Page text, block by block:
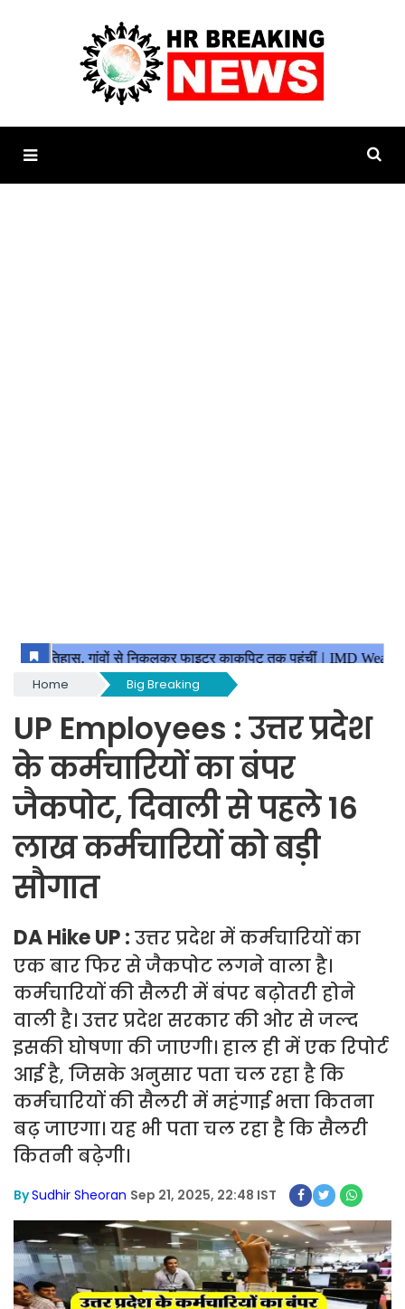
Home Big Breaking
UP Employees : उत्तर प्रदेश
के कर्मचारियों का बंपर
जैकपोट, दिवाली से पहले 16
लाख कर्मचारियों को बड़ी
सौगात
DA Hike UP : उत्तर प्रदेश में कर्मचारियों का
एक बार फिर से जैकपोट लगने वाला है।
कर्मचारियों की सैलरी में बंपर बढ़ोतरी होने
वाली है। उत्तर प्रदेश सरकार की ओर से जल्द
इसकी घोषणा की जाएगी। हाल ही में एक रिपोर्ट
आई है, जिसके अनुसार पता चल रहा है कि
कर्मचारियों की सैलरी में महंगाई भत्ता कितना
बढ़ जाएगा। यह भी पता चल रहा है कि सैलरी
कितनी बढ़ेगी।
BySudhir Sheoran Sep 21, 2025, 22:48 IST